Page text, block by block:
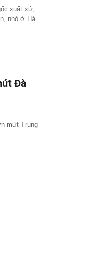
xuất xứ,
nhỏ ở Hà
Đà
mứt Trung